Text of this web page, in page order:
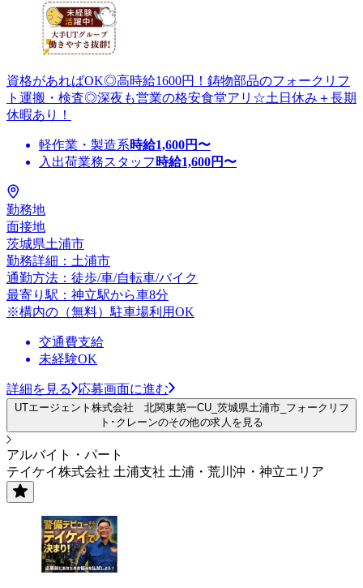
資格があればOK◎高時給1600円！鋳物部品のフォークリフ
ト運搬・検査◎深夜も営業の格安食堂アリ☆土日休み＋長期
休暇あり！
軽作業・製造系時給1,600円〜
入出荷業務スタッフ 時給1,600円〜
勤務地
面接地
茨城県土浦市
勤務詳細：土浦市
通勤方法：徒歩/車/自転車/バイク
最寄り駅：神立駅から車8分
※構内の（無料）駐車場利用OK
交通費支給
未経験OK
詳細を見る 応募画面に進む
UTエージェント株式会社 北関東第一CU_茨城県土浦市_フォークリフ
ト･クレーンのその他の求人を見る
アルバイト・パート
テイケイ株式会社 土浦支社 土浦・荒川沖・神立エリア